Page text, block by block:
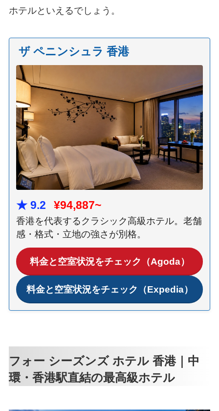
ホテルといえるでしょう。
ザ ペニンシュラ 香港
★ 9.2 ¥94,887~
香港を代表するクラシック高級ホテル。老舗
感・格式・立地の強さが別格。
料金と空室状況をチェック（Agoda）
料金と空室状況をチェック（Expedia）
フォー シーズンズ ホテル 香港｜中
環・香港駅直結の最高級ホテル